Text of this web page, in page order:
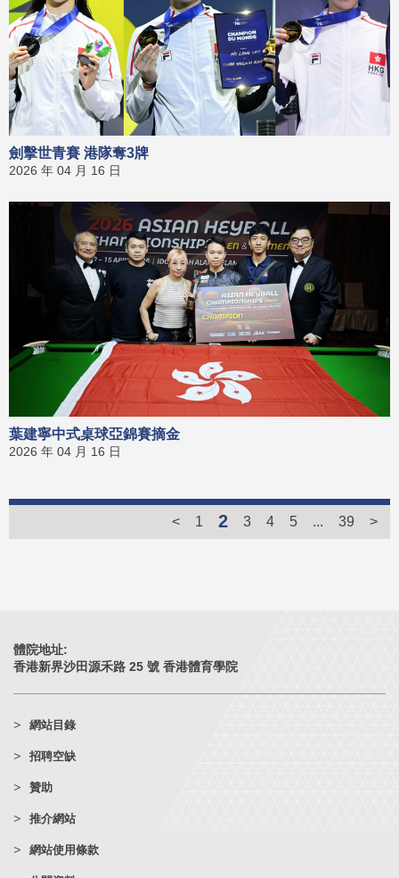
劍擊世青賽 港隊奪3牌
2026 年 04 月 16 日
葉建寧中式桌球亞錦賽摘金
2026 年 04 月 16 日
< 1 2 3 4 5 ... 39 >
體院地址:
香港新界沙田源禾路 25 號 香港體育學院
網站目錄
招聘空缺
贊助
推介網站
網站使用條款